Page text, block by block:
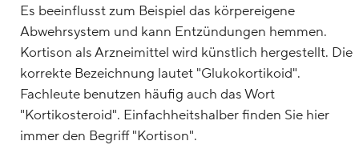
Es beeinflusst zum Beispiel das körpereigene
Abwehrsystem und kann Entzündungen hemmen.
Kortison als Arzneimittel wird künstlich hergestellt. Die
korrekte Bezeichnung lautet "Glukokortikoid".
Fachleute benutzen häufig auch das Wort
"Kortikosteroid". Einfachheitshalber finden Sie hier
immer den Begriff "Kortison".